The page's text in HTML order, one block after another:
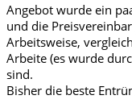
Angebot wurde ein
und die
Arbeitsweise,
Arbeite (es wurde
sind.
Bisher die beste